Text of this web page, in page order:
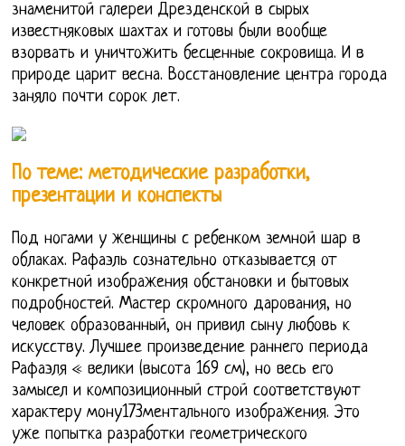
знаменитой галереи Дрезденской в сырых
известняковых шахтах и готовы были вообще
взорвать и уничтожить бесценные сокровища. И в
природе царит весна. Восстановление центра города
заняло почти сорок лет.
По теме: методические разработки,
презентации и конспекты
Под ногами у женщины с ребенком земной шар в
облаках. Рафаэль сознательно отказывается от
конкретной изображения обстановки и бытовых
подробностей. Мастер скромного дарования, но
человек образованный, он привил сыну любовь к
искусству. Лучшее произведение раннего периода
Рафаэля « велики (высота 169 см), но весь его
замысел и композиционный строй соответствуют
характеру мону173ментального изображения. Это
уже попытка разработки геометрического